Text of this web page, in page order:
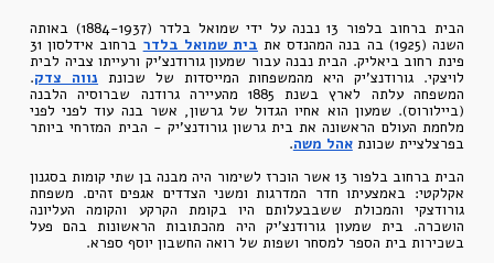
הבית ברחוב בלפור 13 נבנה על ידי שמואל בלדר (1884-1937) באותה
השנה (1925) בה בנה המהנדס את
בית שמואל בלדר
ברחוב אידלסון 31
פינת רחוב ביאליק. הבית נבנה עבור שמעון גורודנצ'יק ורעייתו צביה לבית
לויצקי. גורודנצ'יק היא מהמשפחות המייסדות של שכונת נווה צדק.
המשפחה עלתה לארץ בשנת 1885 מהעיירה גרודנה שברוסיה הלבנה
(ביילורוס). שמעון הוא אחיו הגדול של גרשון, אשר בנה עוד לפני לפני
מלחמת העולם הראשונה את בית גרשון גורודנצ'יק - הבית המזרחי ביותר
בפרצלציית שכונת אהל משה.
הבית ברחוב בלפור 13 אשר הוכרז לשימור היה מבנה בן שתי קומות בסגנון
אקלקטי: באמצעיתו חדר המדרגות ומשני הצדדים אגפים זהים. משפחת
גורודצקי והמכולת ששבבעלותם היו בקומת הקרקע והקומה העליונה
הושכרה. בית שמעון גורודנצ'יק היה מהכתובות הראשונות בהם פעל
בשכירות בית הספר למסחר ושפות של רואה החשבון יוסף ספרא.